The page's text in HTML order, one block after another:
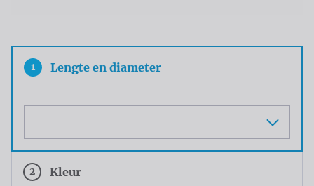
1 Lengte en diameter
2 Kleur